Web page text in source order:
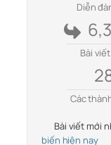
Diễn
Bài viết
Các
Bài viết mới
biến hiện nay